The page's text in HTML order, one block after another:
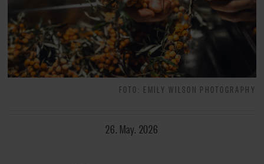
FOTO: EMILY WILSON PHOTOGRAPHY
26. May. 2026